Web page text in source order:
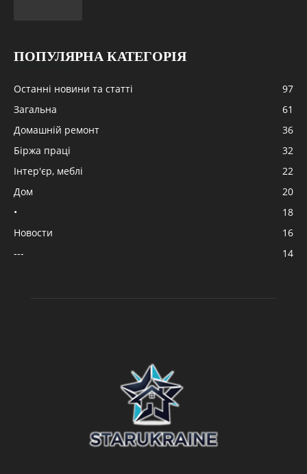
ПОПУЛЯРНА КАТЕГОРІЯ
Останні новини та статті
97
Загальна
61
Домашній ремонт
36
Біржа праці
32
Інтер'єр, меблі
22
Дом
20
•
18
Новости
16
---
14